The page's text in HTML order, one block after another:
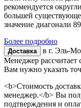
рекомендуется
большей
значение диагонали
Более подробно
Доставка в г. Эль-
Менеджер рассчитает
Вам нужно указать
<b>Стоимость
менеджер.</b> Вы
подтверждения и